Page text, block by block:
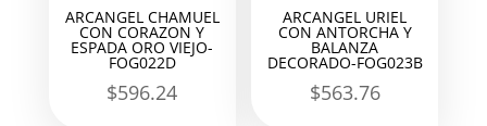
ARCANGEL CHAMUEL
CON CORAZON Y
ESPADA ORO VIEJO-
FOG022D
$596.24
ARCANGEL URIEL
CON ANTORCHA Y
BALANZA
DECORADO-FOG023B
$563.76